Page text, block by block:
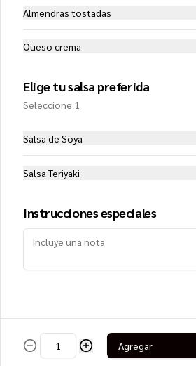
Conócenos
Zona de despacho
Términos y condiciones
Política de privacidad
Mi cuenta
Iniciar sesión
Almendras tostadas
Queso crema
Elige tu salsa preferida
Seleccione 1
Salsa de Soya
Salsa Teriyaki
Instrucciones especiales
Agregar